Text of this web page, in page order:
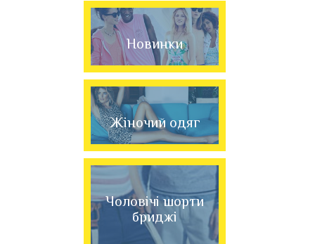
Новинки
Жіночий одяг
Чоловічі шорти
бриджі